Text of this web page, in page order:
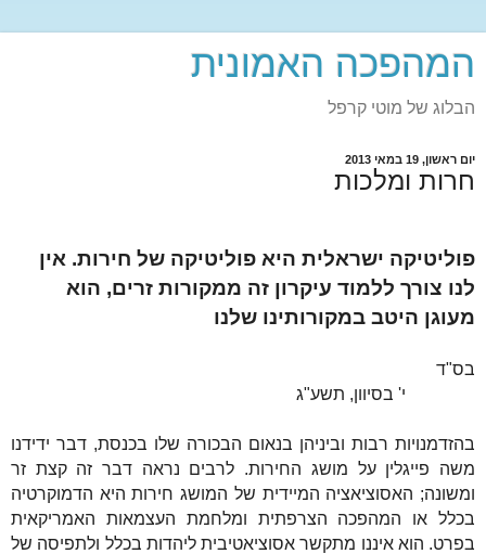
המהפכה האמונית
הבלוג של מוטי קרפל
יום ראשון, 19 במאי 2013
חרות ומלכות
פוליטיקה ישראלית היא פוליטיקה של חירות. אין
לנו צורך ללמוד עיקרון זה ממקורות זרים, הוא
מעוגן היטב במקורותינו שלנו
בס"ד
י' בסיוון, תשע"ג
בהזדמנויות רבות וביניהן בנאום הבכורה שלו בכנסת, דבר ידידנו
משה פייגלין על מושג החירות. לרבים נראה דבר זה קצת זר
ומשונה; האסוציאציה המיידית של המושג חירות היא הדמוקרטיה
בכלל או המהפכה הצרפתית ומלחמת העצמאות האמריקאית
בפרט. הוא איננו מתקשר אסוציאטיבית ליהדות בכלל ולתפיסה של